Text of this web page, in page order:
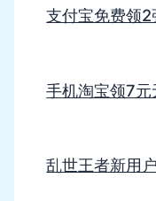
支付宝免费领
手机淘宝领7
乱世王者新用